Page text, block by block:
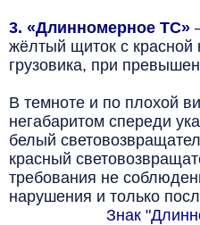
3. «Длинномерное ТС»
жёлтый щиток с красной
грузовика, при
В темноте и по плохой
негабаритом спереди
белый
красный
требования не
нарушения и только
Знак